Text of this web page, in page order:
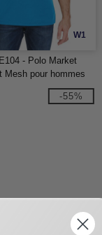
W1
- Polo Market
Mesh pour hommes
-55%